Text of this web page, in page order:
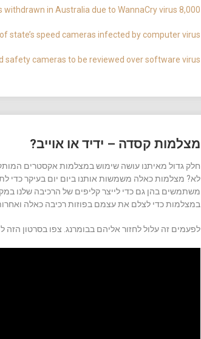
8,000 red-light camera traffic tickets withdrawn in Australia due to WannaCry virus
state’s speed cameras infected by computer virus
safety cameras to be reviewed over software virus
מצלמות קסדה – ידיד או אוייב?
חלק גדול מאיתנו עושה שימוש במצלמות אקסטרים
לא? מצלמות כאלה משמשות אותנו ביום יום בעיקר כדי
משתמשים בהן גם כדי לייצר קליפים של הרכיבה שלנו
במצלמות כדי לצלם את עצמם בפוזות רכיבה כאלה
לפעמים זה עלול לחזור אליהם בבומרנג. צפו בסרטון הזה